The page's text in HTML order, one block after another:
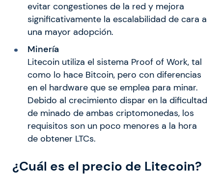
evitar congestiones de la red y mejora
significativamente la escalabilidad de cara a
una mayor adopción.
Minería
Litecoin utiliza el sistema Proof of Work, tal
como lo hace Bitcoin, pero con diferencias
en el hardware que se emplea para minar.
Debido al crecimiento dispar en la dificultad
de minado de ambas criptomonedas, los
requisitos son un poco menores a la hora
de obtener LTCs.
¿Cuál es el precio de Litecoin?